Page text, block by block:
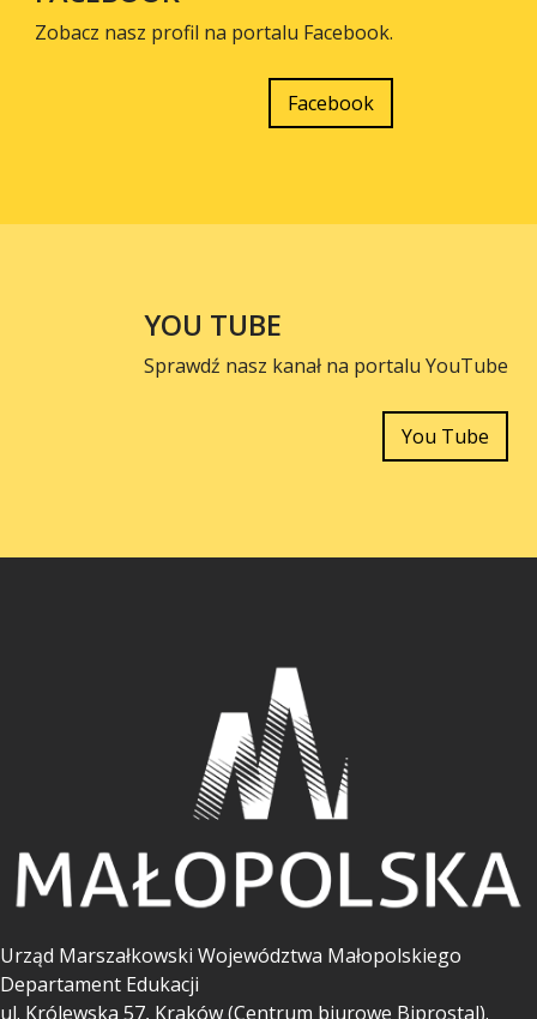
Zobacz nasz profil na portalu Facebook.
Facebook
YOU TUBE
Sprawdź nasz kanał na portalu YouTube
You Tube
Urząd Marszałkowski Województwa Małopolskiego
Departament Edukacji
ul. Królewska 57, Kraków (Centrum biurowe Biprostal).